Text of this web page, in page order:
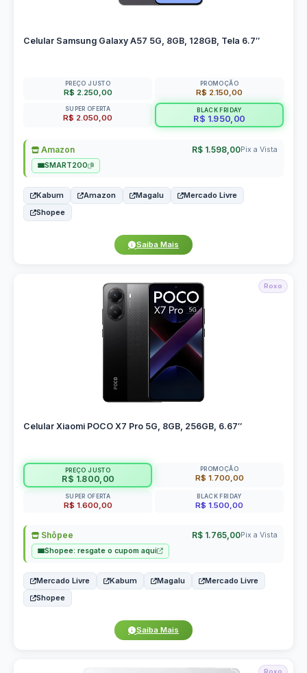
Celular Samsung Galaxy A57 5G, 8GB, 128GB, Tela 6.7″
PREÇO JUSTO
R$ 2.250,00
PROMOÇÃO
R$ 2.150,00
SUPER OFERTA
R$ 2.050,00
BLACK FRIDAY
R$ 1.950,00
Amazon R$ 1.598,00Pix a Vista
SMART200
Kabum Amazon Magalu
Mercado Livre
Shopee
Saiba Mais
Roxo
Celular Xiaomi POCO X7 Pro 5G, 8GB, 256GB, 6.67″
PREÇO JUSTO
R$ 1.800,00
PROMOÇÃO
R$ 1.700,00
SUPER OFERTA
R$ 1.600,00
BLACK FRIDAY
R$ 1.500,00
Shôpee R$ 1.765,00Pix a Vista
Shopee: resgate o cupom aqui
Mercado Livre Kabum Magalu
Mercado Livre
Shopee
Saiba Mais
Roxo